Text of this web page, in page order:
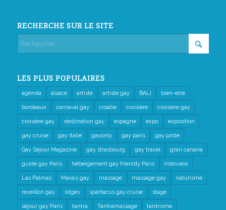
RECHERCHE SUR LE SITE
LES PLUS POPULAIRES
agenda alsace artiste artiste gay BALI bien-etre
bordeaux carnaval gay croatie croisiere croisiere gay
croisière gay destination gay espagne expo exposition
gay cruise gay italie gayonly gay paris gay pride
Gay Sejour Magazine gay strasbourg gay travel gran canaria
guide gay Paris hébergement gay friendly Paris interview
Las Palmas Marais gay massage massage gay naturisme
reveillon gay sitges spartacus gay cruise stage
séjour gay Paris tantra Tantramassage tantrisme